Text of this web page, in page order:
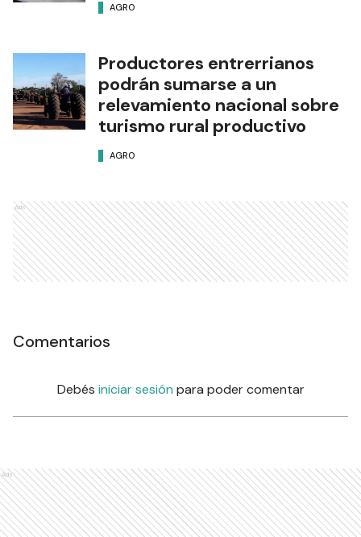
AGRO
Productores entrerrianos
podrán sumarse a un
relevamiento nacional sobre
turismo rural productivo
AGRO
Ads
Comentarios
Debés iniciar sesión para poder comentar
Ads